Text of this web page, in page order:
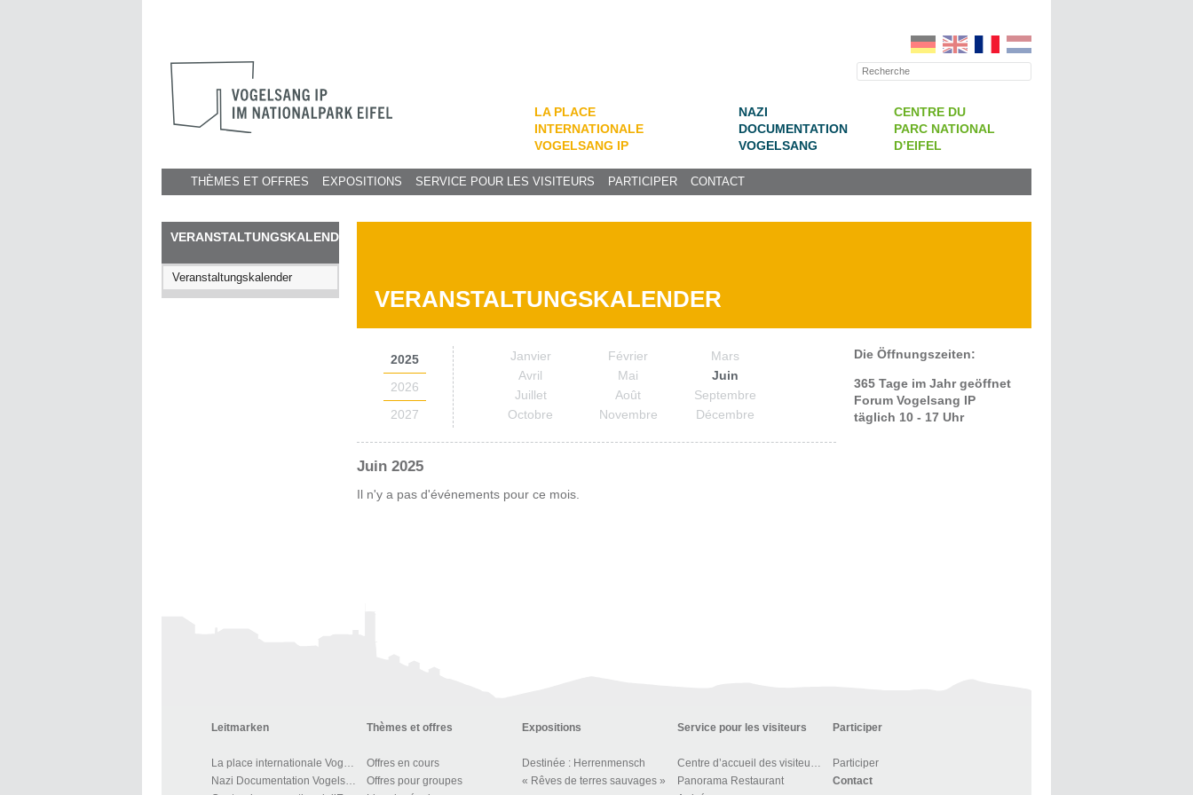
LA PLACE
INTERNATIONALE
VOGELSANG IP
NAZI
DOCUMENTATION
VOGELSANG
CENTRE DU
PARC NATIONAL
D’EIFEL
THÈMES ET OFFRES EXPOSITIONS SERVICE POUR LES VISITEURS PARTICIPER CONTACT
VERANSTALTUNGSKALENDER
Veranstaltungskalender
VERANSTALTUNGSKALENDER
2025
2026
2027
Janvier Février
Mars
Avril
Mai
Juin
Juillet
Août
Septembre
Octobre
Novembre Décembre
Juin 2025
Il n'y a pas d'événements pour ce mois.
Die Öffnungszeiten:
365 Tage im Jahr geöffnet
Forum Vogelsang IP
täglich 10 - 17 Uhr
Leitmarken
La place internationale Vogelsang IP
Nazi Documentation Vogelsang
Thèmes et offres
Offres en cours
Offres pour groupes
Expositions
Destinée : Herrenmensch
« Rêves de terres sauvages »
Service pour les visiteurs
Centre d’accueil des visiteurs et BOUTIQUE
Panorama Restaurant
Participer
Participer
Contact